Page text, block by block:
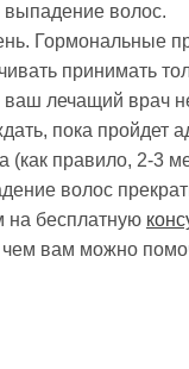
волос.
Гормональные
принимать
ваш лечащий врач
пока пройдет
(как правило, 2-3
волос
на бесплатную
вам можно